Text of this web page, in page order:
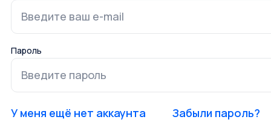
Пароль
У меня ещё нет аккаунта Забыли пароль?